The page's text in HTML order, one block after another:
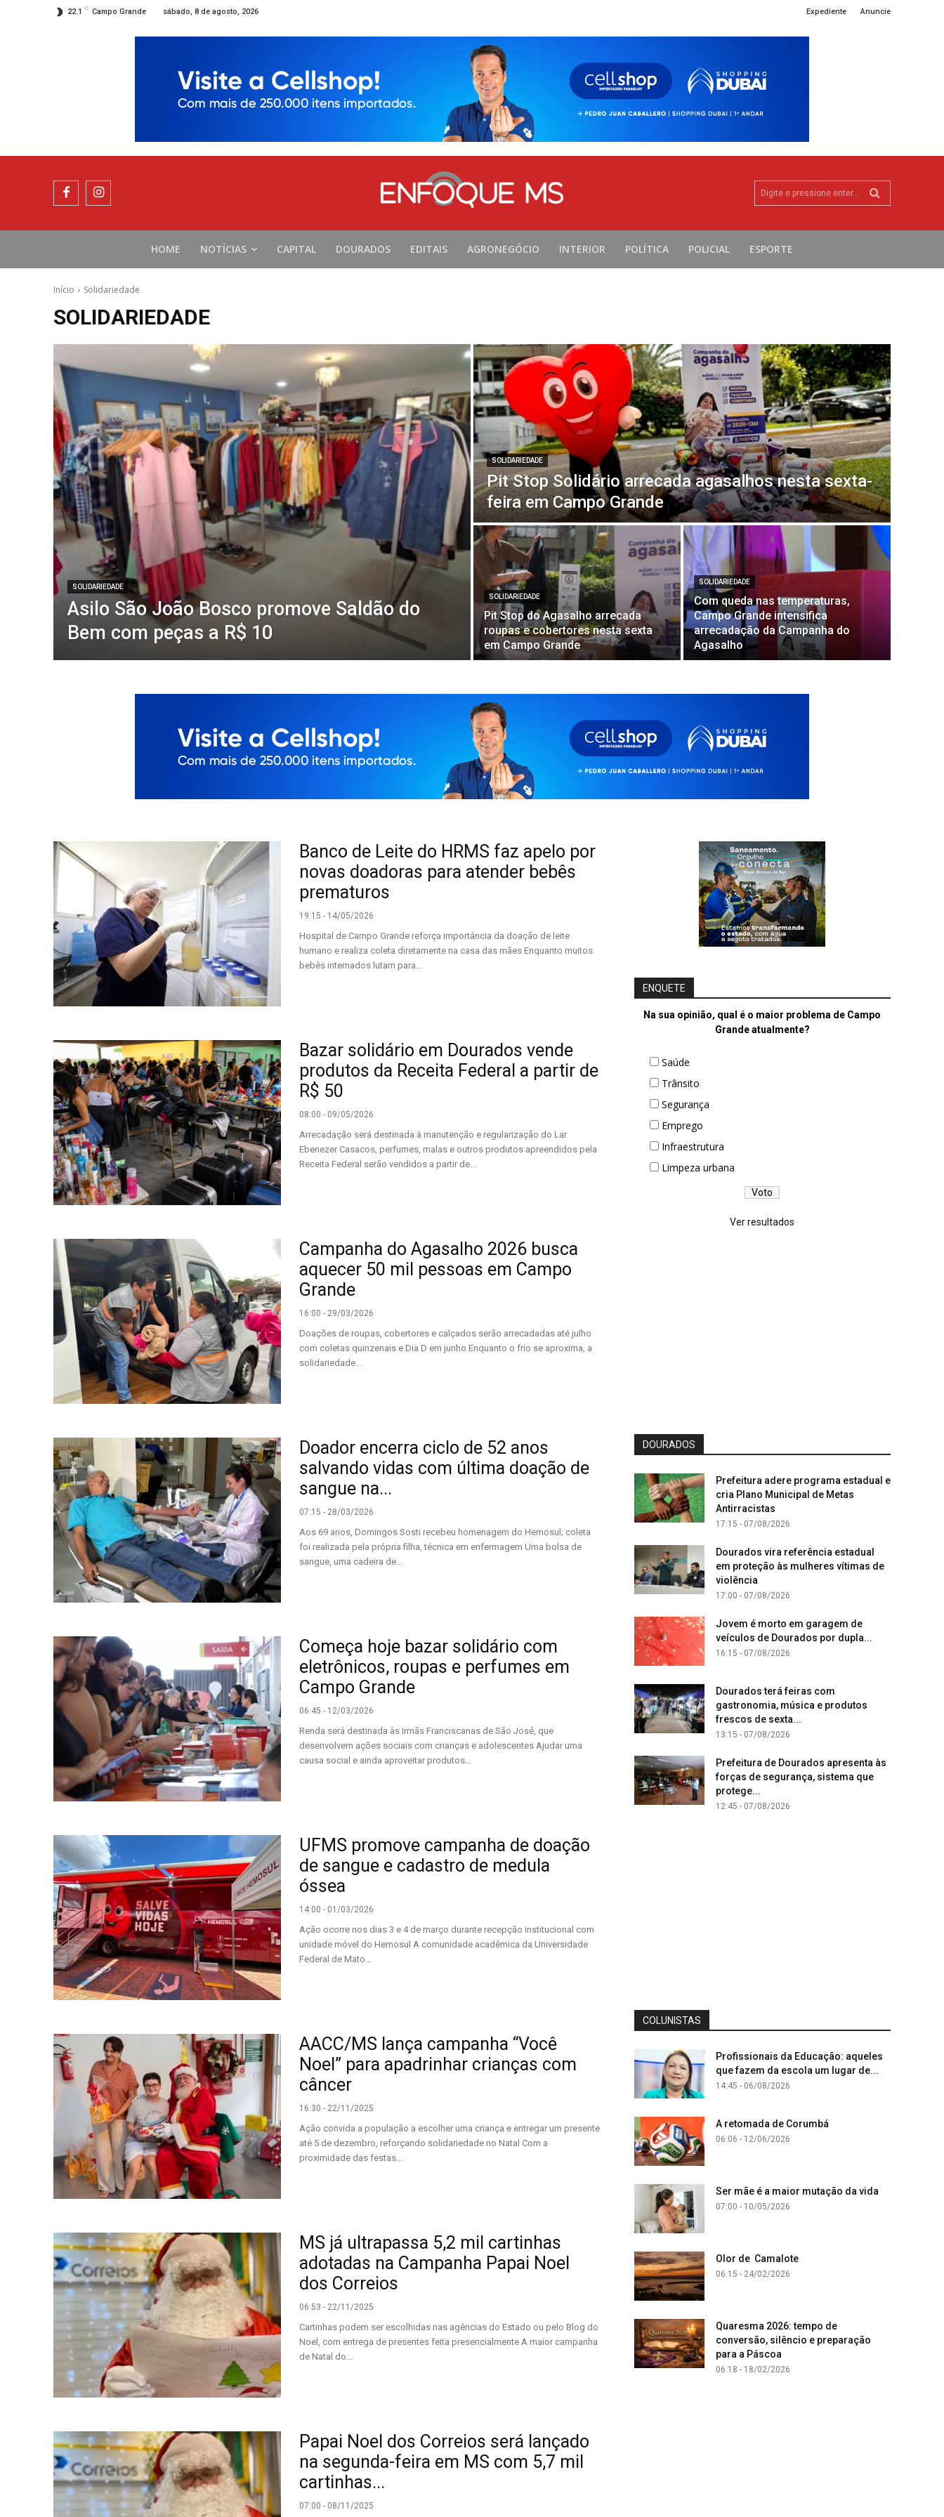
22.1 C Campo Grande sábado, 8 de agosto, 2026 Expediente Anuncie
Digite e pressione enter...
HOME NOTÍCIAS CAPITAL DOURADOS EDITAIS AGRONEGÓCIO INTERIOR POLÍTICA POLICIAL ESPORTE
Início Solidariedade
SOLIDARIEDADE
SOLIDARIEDADE
Asilo São João Bosco promove Saldão do
Bem com peças a R$ 10
SOLIDARIEDADE
Pit Stop Solidário arrecada agasalhos nesta sexta-
feira em Campo Grande
SOLIDARIEDADE
Pit Stop do Agasalho arrecada
roupas e cobertores nesta sexta
em Campo Grande
SOLIDARIEDADE
Com queda nas temperaturas,
Campo Grande intensifica
arrecadação da Campanha do
Agasalho
Banco de Leite do HRMS faz apelo por
novas doadoras para atender bebês
prematuros
19:15 - 14/05/2026
Hospital de Campo Grande reforça importância da doação de leite
humano e realiza coleta diretamente na casa das mães Enquanto muitos
bebês internados lutam para...
Bazar solidário em Dourados vende
produtos da Receita Federal a partir de
R$ 50
08:00 - 09/05/2026
Arrecadação será destinada à manutenção e regularização do Lar
Ebenezer Casacos, perfumes, malas e outros produtos apreendidos pela
Receita Federal serão vendidos a partir de...
Campanha do Agasalho 2026 busca
aquecer 50 mil pessoas em Campo
Grande
16:00 - 29/03/2026
Doações de roupas, cobertores e calçados serão arrecadadas até julho
com coletas quinzenais e Dia D em junho Enquanto o frio se aproxima, a
solidariedade...
Doador encerra ciclo de 52 anos
salvando vidas com última doação de
sangue na...
07:15 - 28/03/2026
Aos 69 anos, Domingos Sosti recebeu homenagem do Hemosul; coleta
foi realizada pela própria filha, técnica em enfermagem Uma bolsa de
sangue, uma cadeira de...
Começa hoje bazar solidário com
eletrônicos, roupas e perfumes em
Campo Grande
06:45 - 12/03/2026
Renda será destinada às Irmãs Franciscanas de São José, que
desenvolvem ações sociais com crianças e adolescentes Ajudar uma
causa social e ainda aproveitar produtos...
UFMS promove campanha de doação
de sangue e cadastro de medula
óssea
14:00 - 01/03/2026
Ação ocorre nos dias 3 e 4 de março durante recepção institucional com
unidade móvel do Hemosul A comunidade acadêmica da Universidade
Federal de Mato...
AACC/MS lança campanha “Você
Noel” para apadrinhar crianças com
câncer
16:30 - 22/11/2025
Ação convida a população a escolher uma criança e entregar um presente
até 5 de dezembro, reforçando solidariedade no Natal Com a
proximidade das festas...
MS já ultrapassa 5,2 mil cartinhas
adotadas na Campanha Papai Noel
dos Correios
06:53 - 22/11/2025
Cartinhas podem ser escolhidas nas agências do Estado ou pelo Blog do
Noel, com entrega de presentes feita presencialmente A maior campanha
de Natal do...
Papai Noel dos Correios será lançado
na segunda-feira em MS com 5,7 mil
cartinhas...
07:00 - 08/11/2025
ENQUETE
Na sua opinião, qual é o maior problema de Campo
Grande atualmente?
Saúde
Trânsito
Segurança
Emprego
Infraestrutura
Limpeza urbana
Ver resultados
DOURADOS
Prefeitura adere programa estadual e
cria Plano Municipal de Metas
Antirracistas
17:15 - 07/08/2026
Dourados vira referência estadual
em proteção às mulheres vítimas de
violência
17:00 - 07/08/2026
Jovem é morto em garagem de
veículos de Dourados por dupla...
16:15 - 07/08/2026
Dourados terá feiras com
gastronomia, música e produtos
frescos de sexta...
13:15 - 07/08/2026
Prefeitura de Dourados apresenta às
forças de segurança, sistema que
protege...
12:45 - 07/08/2026
COLUNISTAS
Profissionais da Educação: aqueles
que fazem da escola um lugar de...
14:45 - 06/08/2026
A retomada de Corumbá
06:06 - 12/06/2026
Ser mãe é a maior mutação da vida
07:00 - 10/05/2026
Olor de Camalote
06:15 - 24/02/2026
Quaresma 2026: tempo de
conversão, silêncio e preparação
para a Páscoa
06:18 - 18/02/2026